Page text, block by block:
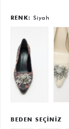
RENK: Siyah
BEDEN SEÇİNİZ